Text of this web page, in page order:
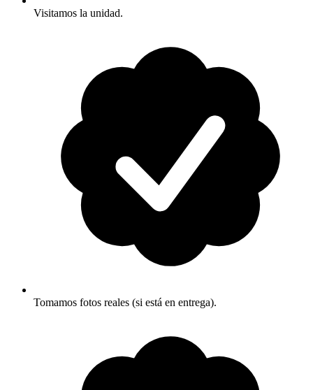
Visitamos la unidad.
Tomamos fotos reales (si está en entrega).